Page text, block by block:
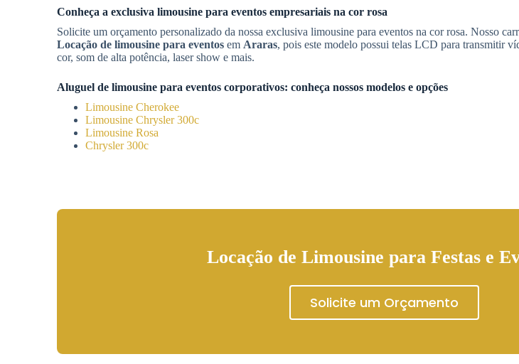
Conheça a exclusiva limousine para eventos empresariais na cor rosa
Solicite um orçamento personalizado da nossa exclusiva limousine para eventos na cor rosa. Nosso
Locação de limousine para eventos em Araras, pois este modelo possui telas LCD para transmitir
cor, som de alta potência, laser show e mais.
Aluguel de limousine para eventos corporativos: conheça nossos modelos e opções
Limousine Cherokee
Limousine Chrysler 300c
Limousine Rosa
Chrysler 300c
Locação de Limousine para Festas e
Solicite um Orçamento